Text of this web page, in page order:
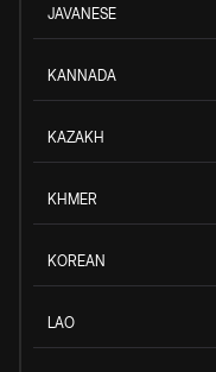
JAVANESE
KANNADA
KAZAKH
KHMER
KOREAN
LAO